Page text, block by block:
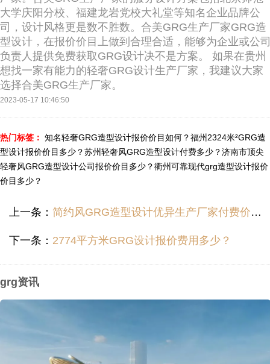
大学庆阳分校、福建龙岩党校大礼堂等知名企业品牌公
司，设计风格更是数不胜数。合美GRG生产厂家GRG造
型设计，在报价价目上做到合理合适，能够为企业或公
负责人提供免费获取GRG设计决不是方案。 如果在贵州
想找一家有能力的轻奢GRG设计生产厂家，我建议大家
选择合美GRG生产厂家。
2023-05-17 10:46:50
热门标签： 知名轻奢GRG造型设计报价价目如何？福州2324米²GRG造
型设计报价价目多少？苏州轻奢风GRG造型设计付费多少？济南市顶尖
轻奢风GRG造型设计公司报价价目多少？衢州可靠现代grg造型设计报价
价目多少？
上一条： 简约风GRG造型设计优异生产厂家付费价格多少？
下一条： 2774平方米GRG设计报价费用多少？
grg资讯